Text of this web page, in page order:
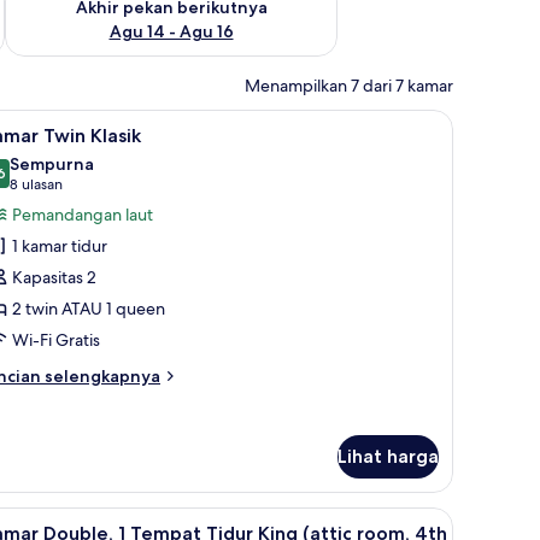
Akhir pekan berikutnya
Agu 14 - Agu 16
Menampilkan 7 dari 7 kamar
menghadap laut | Brankas, setrika/meja setrika, Wi-Fi gratis, dan
Brankas, setrika/meja setrika, Wi-Fi gratis,
23 Twin Klasik
dari 10
Sempurna
8 ulasan
(8
ulasan)
Pemandangan laut
1 kamar tidur
Kapasitas 2
2 twin ATAU 1 queen
Wi-Fi Gratis
selengkapnya
Lihat harga
beda
dan didekorasi berbeda-bedaKamar Double, 1 Tempat Tidur King (attic
6
Double, 1 Tempat Tidur King (attic room, 4th